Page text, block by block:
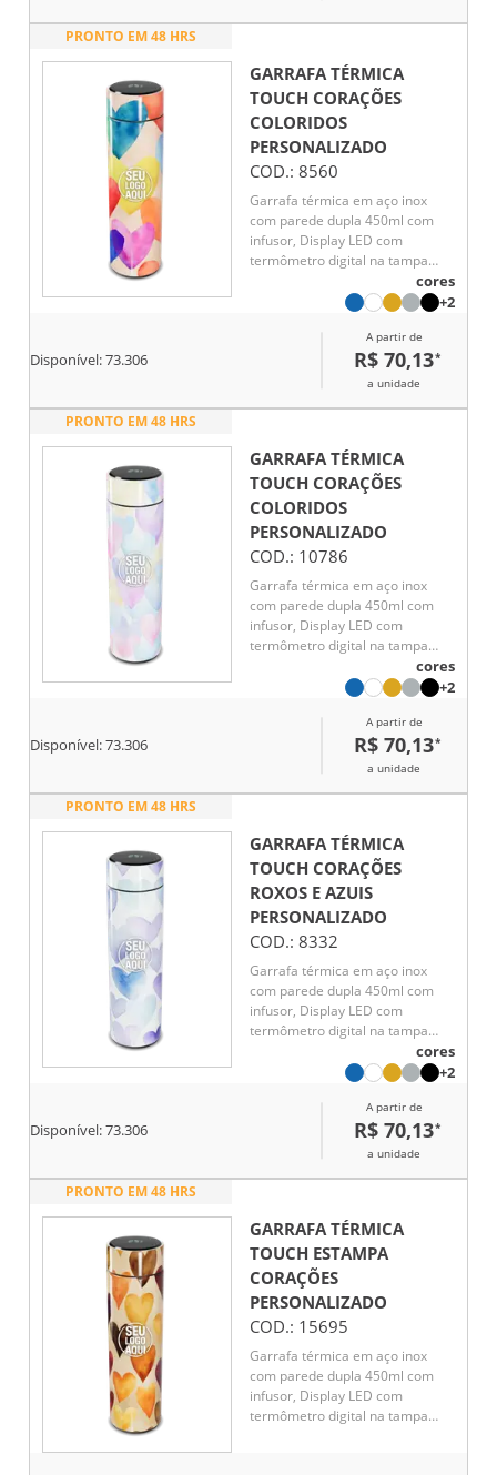
PRONTO EM 48 HRS
GARRAFA TÉRMICA
TOUCH CORAÇÕES
COLORIDOS
PERSONALIZADO
COD.: 8560
Garrafa térmica em aço inox
com parede dupla 450ml com
infusor, Display LED com
termômetro digital na tampa
para indicar a temperatura do
líquido, Conserva líquido quente
cores
+2
Disponível:73.306
A partir de
R$ 70,13*
a unidade
PRONTO EM 48 HRS
GARRAFA TÉRMICA
TOUCH CORAÇÕES
COLORIDOS
PERSONALIZADO
COD.: 10786
Garrafa térmica em aço inox
com parede dupla 450ml com
infusor, Display LED com
termômetro digital na tampa
para indicar a temperatura do
líquido, Conserva líquido quente
cores
+2
Disponível:73.306
A partir de
R$ 70,13*
a unidade
PRONTO EM 48 HRS
GARRAFA TÉRMICA
TOUCH CORAÇÕES
ROXOS E AZUIS
PERSONALIZADO
COD.: 8332
Garrafa térmica em aço inox
com parede dupla 450ml com
infusor, Display LED com
termômetro digital na tampa
para indicar a temperatura do
líquido, Conserva líquido quente
cores
+2
Disponível:73.306
A partir de
R$ 70,13*
a unidade
PRONTO EM 48 HRS
GARRAFA TÉRMICA
TOUCH ESTAMPA
CORAÇÕES
PERSONALIZADO
COD.: 15695
Garrafa térmica em aço inox
com parede dupla 450ml com
infusor, Display LED com
termômetro digital na tampa